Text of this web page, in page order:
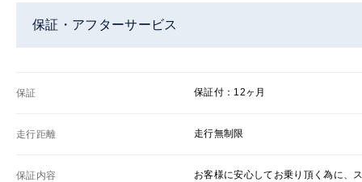
保証・アフターサービス
保証 保証付：12ヶ月
走行距離 走行無制限
保証内容
お客様に安心してお乗り頂く為に、